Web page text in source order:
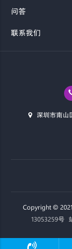
问答
联系我们
深圳市南山
Copyright ©
13053259号